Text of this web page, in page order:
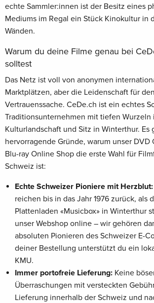
echte Sammler:innen ist der Besitz eines
Mediums im Regal ein Stück Kinokultur in
Wänden.
Warum du deine Filme genau bei
solltest
Das Netz ist voll von anonymen
Marktplätzen, aber die Leidenschaft für
Vertrauenssache. CeDe.ch ist ein echtes
Traditionsunternehmen mit tiefen Wurzeln
Kulturlandschaft und Sitz in Winterthur. Es
hervorragende Gründe, warum unser DVD
Blu-ray Online Shop die erste Wahl für
Schweiz ist:
Echte Schweizer Pioniere mit Herzblut:
reichen bis in das Jahr 1976 zurück, als
Plattenladen «Musicbox» in Winterthur
unser Webshop online – wir gehören
absoluten Pionieren des Schweizer E-
deiner Bestellung unterstützt du ein
KMU.
Immer portofreie Lieferung: Keine
Überraschungen mit versteckten
Lieferung innerhalb der Schweiz und